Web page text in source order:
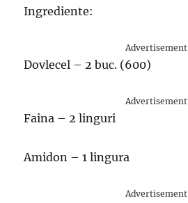
Ingrediente:
Advertisement
Dovlecel – 2 buc. (600)
Advertisement
Faina – 2 linguri
Amidon – 1 lingura
Advertisement